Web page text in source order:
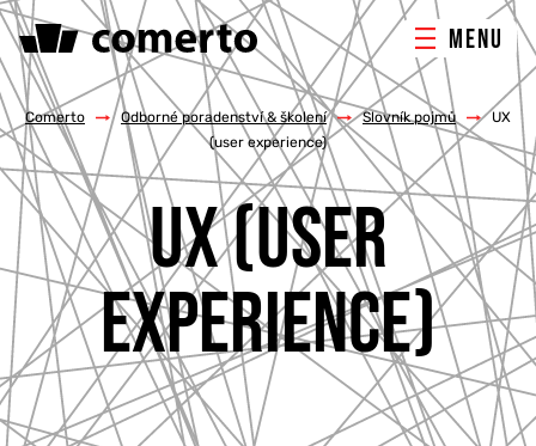
MENU
ONLINE MARKETING
TVORBA WEBU
PORADENSTVÍ & ŠKOLENÍ
REFERENCE
O NÁS
Comerto / Odborné poradenství & školení / Slovník pojmů /
UX
(user experience)
UX (USER
EXPERIENCE)